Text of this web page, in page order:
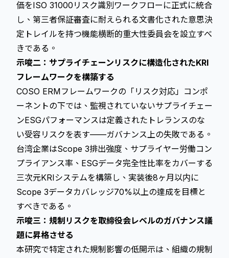
価をISO 31000リスク識別ワークフローに正式に統合
し、第三者保証審査に耐えられる文書化された意思決
定トレイルを持つ機能横断的重大性委員会を設立すべ
きである。
示唆二：サプライチェーンリスクに構造化されたKRI
フレームワークを構築する
COSO ERMフレームワークの「リスク対応」コンポ
ーネントの下では、監視されていないサプライチェー
ンESGパフォーマンスは定義されたトレランスのな
い受容リスクを表す——ガバナンス上の失敗である。
台湾企業はScope 3排出強度、サプライヤー労働コン
プライアンス率、ESGデータ完全性比率をカバーする
三次元KRIシステムを構築し、実装後8ヶ月以内に
Scope 3データカバレッジ70%以上の達成を目標と
すべきである。
示唆三：規制リスクを取締役会レベルのガバナンス議
題に昇格させる
本研究で特定された規制影響の低開示は、組織の規制